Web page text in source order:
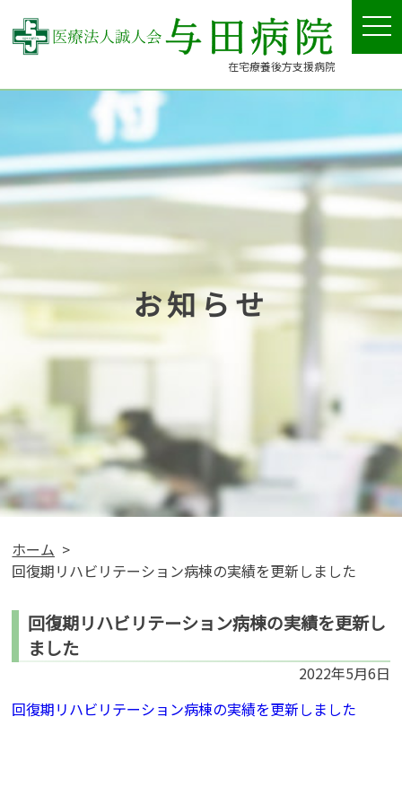
在宅療養後方支援病院
お知らせ
ホーム
回復期リハビリテーション病棟の実績を更新しました
回復期リハビリテーション病棟の実績を更新し
ました
2022年5月6日
回復期リハビリテーション病棟の実績を更新しました